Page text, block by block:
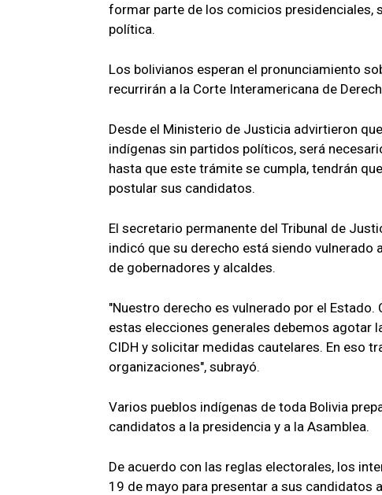
formar parte de los comicios presidenciales,
política.
Los bolivianos esperan el pronunciamiento
recurrirán a la Corte Interamericana de
Desde el Ministerio de Justicia advirtieron
indígenas sin partidos políticos, será
hasta que este trámite se cumpla, tendrán
postular sus candidatos.
El secretario permanente del Tribunal de
indicó que su derecho está siendo
de gobernadores y alcaldes.
"Nuestro derecho es vulnerado por el
estas elecciones generales debemos agotar
CIDH y solicitar medidas cautelares. En eso
organizaciones", subrayó.
Varios pueblos indígenas de toda Bolivia
candidatos a la presidencia y a la Asamblea.
De acuerdo con las reglas electorales, los
19 de mayo para presentar a sus candidatos